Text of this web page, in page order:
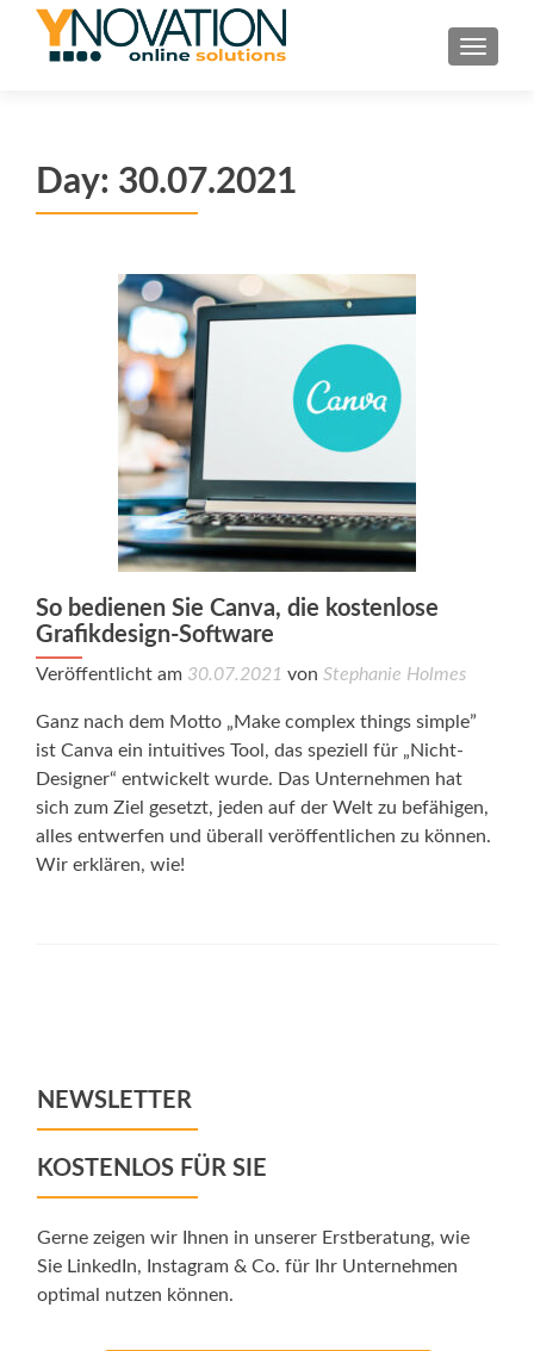
Day: 30.07.2021
So bedienen Sie Canva, die kostenlose
Grafikdesign-Software
Veröffentlicht am 30.07.2021 von Stephanie Holmes
Ganz nach dem Motto „Make complex things simple”
ist Canva ein intuitives Tool, das speziell für „Nicht-
Designer“ entwickelt wurde. Das Unternehmen hat
sich zum Ziel gesetzt, jeden auf der Welt zu befähigen,
alles entwerfen und überall veröffentlichen zu können.
Wir erklären, wie!
NEWSLETTER
KOSTENLOS FÜR SIE
Gerne zeigen wir Ihnen in unserer Erstberatung, wie
Sie LinkedIn, Instagram & Co. für Ihr Unternehmen
optimal nutzen können.